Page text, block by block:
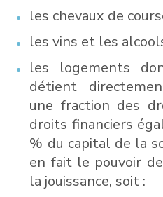
les chevaux de
les vins et les
les logements
détient
une fraction des
droits financiers
% du capital de la
en fait le pouvoir
la jouissance, soit :